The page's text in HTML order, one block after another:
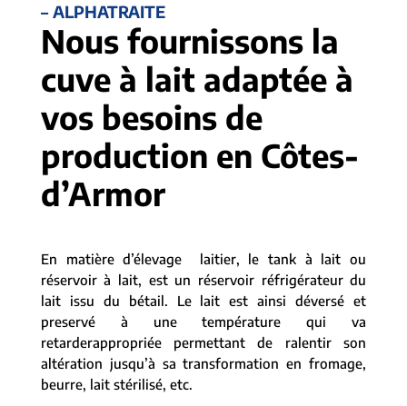
– ALPHATRAITE
Nous fournissons la
cuve à lait adaptée à
vos besoins de
production en Côtes-
d’Armor
En matière d’élevage laitier, le tank à lait ou
réservoir à lait, est un réservoir réfrigérateur du
lait issu du bétail. Le lait est ainsi déversé et
preservé à une température qui va
retarderappropriée permettant de ralentir son
altération jusqu’à sa transformation en fromage,
beurre, lait stérilisé, etc.